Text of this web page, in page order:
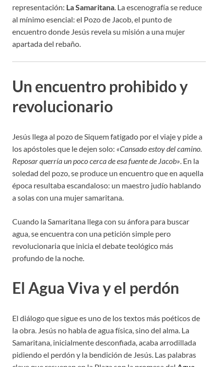
representación: La Samaritana. La escenografía se reduce
al mínimo esencial: el Pozo de Jacob, el punto de
encuentro donde Jesús revela su misión a una mujer
apartada del rebaño.
Un encuentro prohibido y
revolucionario
Jesús llega al pozo de Siquem fatigado por el viaje y pide a
los apóstoles que le dejen solo: «Cansado estoy del camino.
Reposar querría un poco cerca de esa fuente de Jacob» En la
soledad del pozo, se produce un encuentro que en aquella
época resultaba escandaloso: un maestro judío hablando
a solas con una mujer samaritana.
Cuando la Samaritana llega con su ánfora para buscar
agua, se encuentra con una petición simple pero
revolucionaria que inicia el debate teológico más
profundo de la noche.
El Agua Viva y el perdón
El diálogo que sigue es uno de los textos más poéticos de
la obra. Jesús no habla de agua física, sino del alma. La
Samaritana, inicialmente desconfiada, acaba arrodillada
pidiendo el perdón y la bendición de Jesús. Las palabras